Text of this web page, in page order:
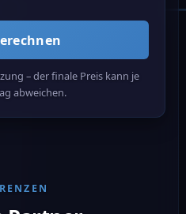
– der finale Preis kann je
abweichen.